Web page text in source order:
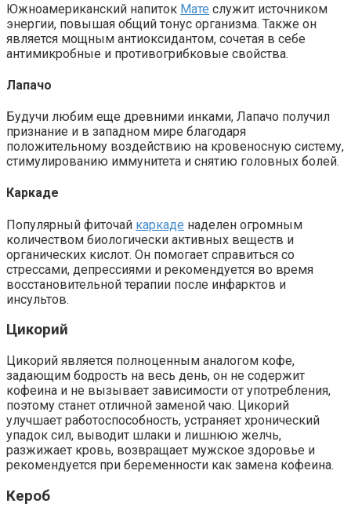
Южноамериканский напиток Мате служит источником
энергии, повышая общий тонус организма. Также он
является мощным антиоксидантом, сочетая в себе
антимикробные и противогрибковые свойства.
Лапачо
Будучи любим еще древними инками, Лапачо получил
признание и в западном мире благодаря
положительному воздействию на кровеносную систему,
стимулированию иммунитета и снятию головных болей.
Каркаде
Популярный фиточай каркаде наделен огромным
количеством биологически активных веществ и
органических кислот. Он помогает справиться со
стрессами, депрессиями и рекомендуется во время
восстановительной терапии после инфарктов и
инсультов.
Цикорий
Цикорий является полноценным аналогом кофе,
задающим бодрость на весь день, он не содержит
кофеина и не вызывает зависимости от употребления,
поэтому станет отличной заменой чаю. Цикорий
улучшает работоспособность, устраняет хронический
упадок сил, выводит шлаки и лишнюю желчь,
разжижает кровь, возвращает мужское здоровье и
рекомендуется при беременности как замена кофеина.
Кероб